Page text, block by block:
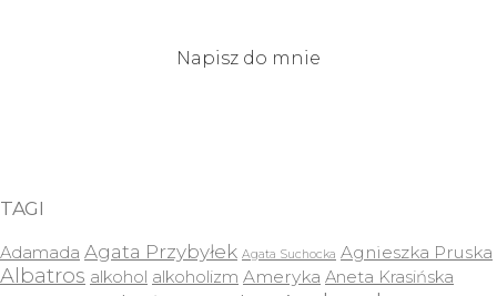
Napisz do mnie
TAGI
Adamada Agata Przybyłek Agata Suchocka Agnieszka Pruska
Albatros alkohol alkoholizm Ameryka Aneta Krasińska